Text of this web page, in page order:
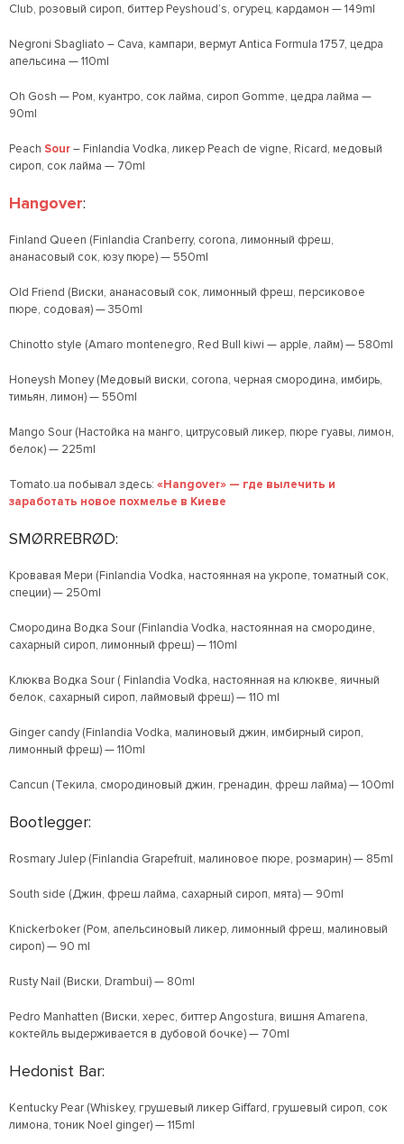
Club, розовый сироп, биттер Peyshoud’s, огурец, кардамон — 149ml
Negroni Sbagliato – Cava, кампари, вермут Antica Formula 1757, цедра
апельсина — 110ml
Oh Gosh — Ром, куантро, сок лайма, сироп Gomme, цедра лайма —
90ml
Peach Sour– Finlandia Vodka, ликер Peach de vigne, Ricard, медовый
сироп, сок лайма — 70ml
Hangover:
Finland Queen (Finlandia Cranberry, corona, лимонный фреш,
ананасовый сок, юзу пюре) — 550ml
Old Friend (Виски, ананасовый сок, лимонный фреш, персиковое
пюре, содовая) — 350ml
Chinotto style (Amaro montenegro, Red Bull kiwi — apple, лайм) — 580ml
Honeysh Money (Медовый виски, corona, черная смородина, имбирь,
тимьян, лимон) — 550ml
Mango Sour (Настойка на манго, цитрусовый ликер, пюре гуавы, лимон,
белок) — 225ml
Tomato.ua побывал здесь: «Hangover» — где вылечить и
заработать новое похмелье в Киеве
SMØRREBRØD:
Кровавая Мери (Finlandia Vodka, настоянная на укропе, томатный сок,
специи) — 250ml
Смородина Водка Sour (Finlandia Vodka, настоянная на смородине,
сахарный сироп, лимонный фреш) — 110ml
Клюква Водка Sour ( Finlandia Vodka, настоянная на клюкве, яичный
белок, сахарный сироп, лаймовый фреш) — 110 ml
Ginger candy (Finlandia Vodka, малиновый джин, имбирный сироп,
лимонный фреш) — 110ml
Cancun (Текила, смородиновый джин, гренадин, фреш лайма) — 100ml
Bootlegger:
Rosmary Julep (Finlandia Grapefruit, малиновое пюре, розмарин) — 85ml
South side (Джин, фреш лайма, сахарный сироп, мята) — 90ml
Knickerboker (Ром, апельсиновый ликер, лимонный фреш, малиновый
сироп) — 90 ml
Rusty Nail (Виски, Drambui) — 80ml
Pedro Manhatten (Виски, херес, биттер Angostura, вишня Amarena,
коктейль выдерживается в дубовой бочке) — 70ml
Hedonist Bar:
Kentucky Pear (Whiskey, грушевый ликер Giffard, грушевый сироп, сок
лимона, тоник Noel ginger) — 115ml